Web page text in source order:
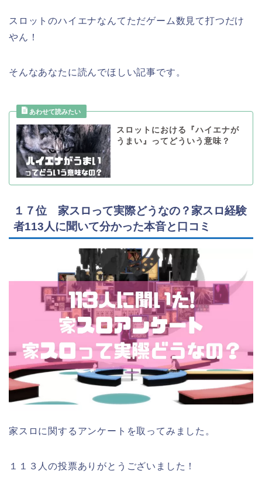
スロットのハイエナなんてただゲーム数見て打つだけ
やん！
そんなあなたに読んでほしい記事です。
スロットにおける『ハイエナが
うまい』ってどういう意味？
１７位 家スロって実際どうなの？家スロ経験
者113人に聞いて分かった本音と口コミ
家スロに関するアンケートを取ってみました。
１１３人の投票ありがとうございました！